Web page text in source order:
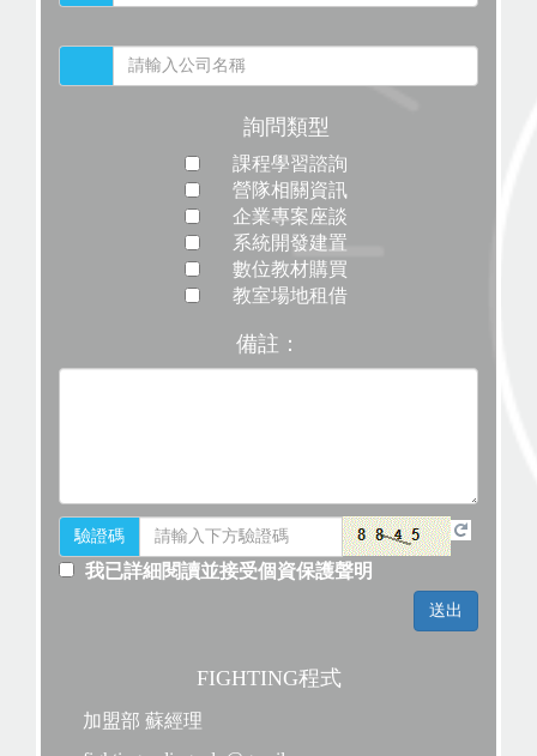
詢問類型
課程學習諮詢
營隊相關資訊
企業專案座談
系統開發建置
數位教材購買
教室場地租借
備註：
驗證碼
我已詳細閱讀並接受個資保護聲明
FIGHTING程式
加盟部 蘇經理